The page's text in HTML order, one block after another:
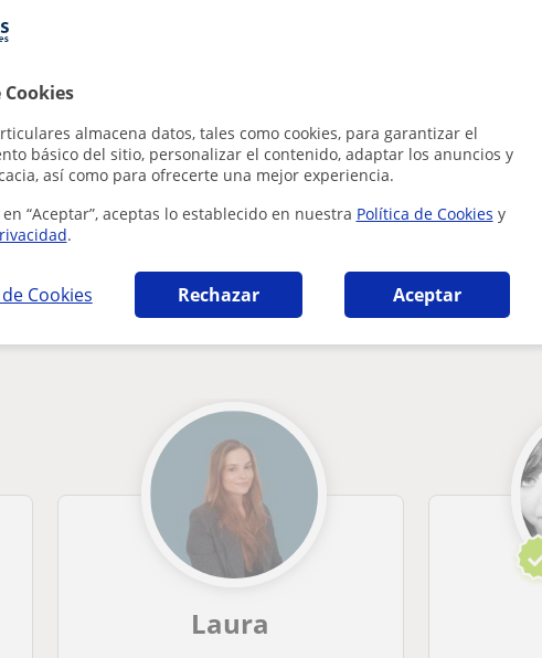
almacena datos, tales como cookies, para garantizar el
básico del sitio, personalizar el contenido, adaptar los anuncios y
así como para ofrecerte una mejor experiencia.
“Aceptar”, aceptas lo establecido en nuestra Política de Cookies y
.
Cookies Rechazar Aceptar
¿Hay algún error en este perfil?Cuéntanos
Lorenzo de El Escorial que pueden interesarte
Laura